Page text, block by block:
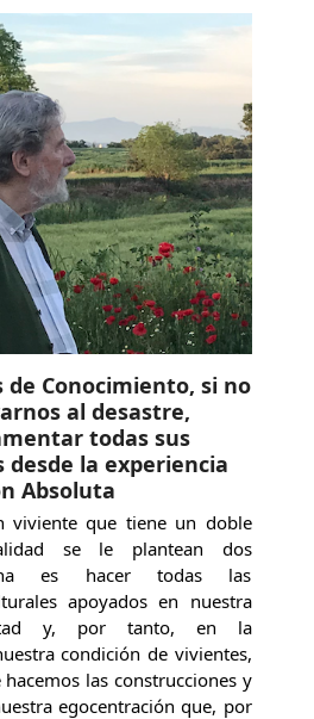
de Conocimiento, si no
al desastre,
todas sus
desde la experiencia
Absoluta
que tiene un doble
se le plantean dos
es hacer todas las
apoyados en nuestra
y, por tanto, en la
condición de vivientes,
las construcciones y
egocentración que, por